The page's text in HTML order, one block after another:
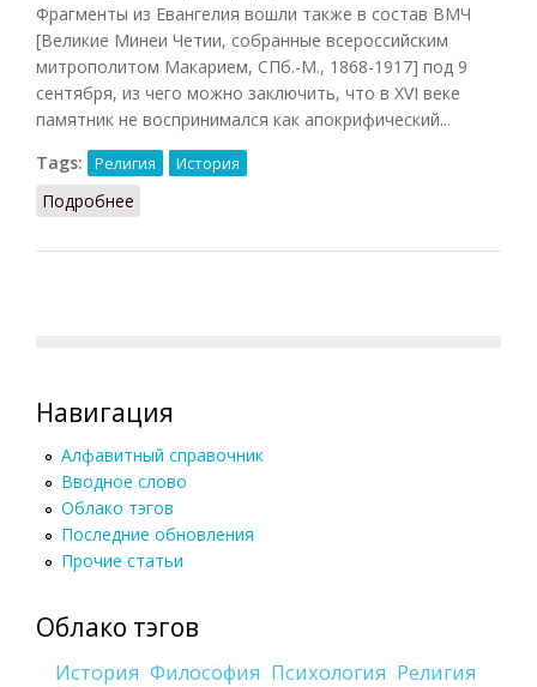
Фрагменты из Евангелия вошли также в состав ВМЧ
[Великие Минеи Четии, собранные всероссийским
митрополитом Макарием, СПб.-М., 1868-1917] под 9
сентября, из чего можно заключить, что в XVI веке
памятник не воспринимался как апокрифический...
Tags:
Религия История
Подробнее
Навигация
Алфавитный справочник
Вводное слово
Облако тэгов
Последние обновления
Прочие статьи
Облако тэгов
История Философия Психология Религия